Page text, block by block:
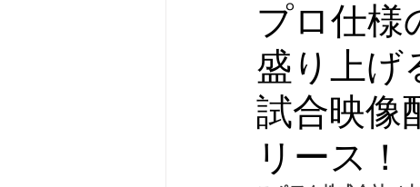
プロ仕様
盛り上げ
試合映像
リース！